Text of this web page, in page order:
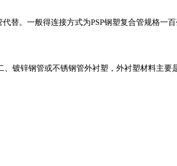
替。一般得连接方式为PSP钢塑复合管规格一
镀锌钢管或不锈钢管外衬塑，外衬塑材料主要